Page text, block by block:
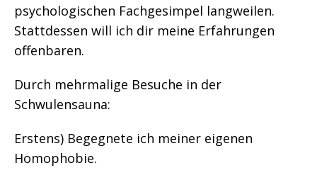
psychologischen Fachgesimpel langweilen.
Stattdessen will ich dir meine Erfahrungen
offenbaren.
Durch mehrmalige Besuche in der
Schwulensauna:
Erstens) Begegnete ich meiner eigenen
Homophobie.